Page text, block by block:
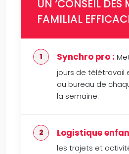
UN ‘CONSEIL DES
FAMILIAL
Synchro pro :
jours de télétravail
au bureau de
la semaine.
Logistique
les trajets et